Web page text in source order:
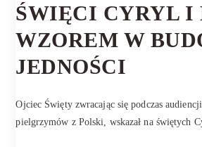
ŚWIĘCI CYRYL I
WZOREM W
JEDNOŚCI
Ojciec Święty zwracając się podczas
pielgrzymów z Polski, wskazał na świętych